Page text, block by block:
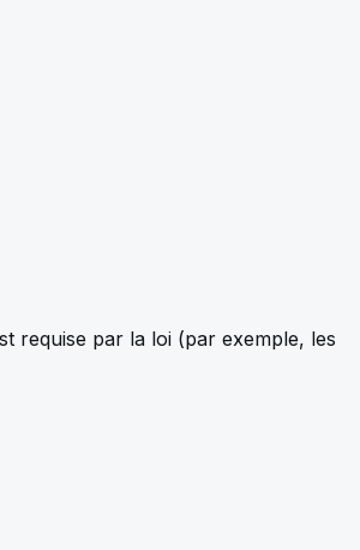
requise par la loi (par exemple, les